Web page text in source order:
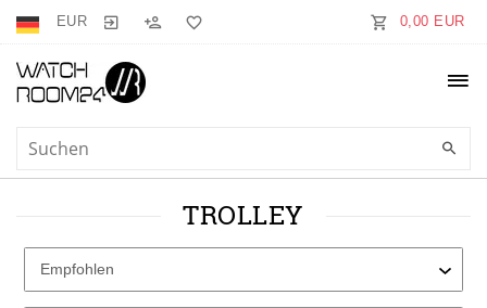
EUR 0,00 EUR
TROLLEY